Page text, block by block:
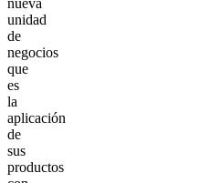
nueva
unidad
de
negocios
que
es
la
aplicación
de
sus
productos